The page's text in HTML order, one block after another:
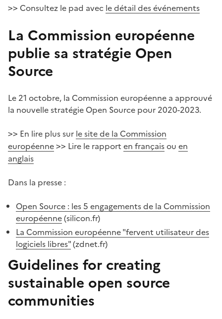
>> Consultez le pad avec le détail des événements
La Commission européenne
publie sa stratégie Open
Source
Le 21 octobre, la Commission européenne a approuvé
la nouvelle stratégie Open Source pour 2020-2023.
>> En lire plus sur le site de la Commission
européenne >> Lire le rapport en françaisou en
anglais
Dans la presse :
Open Source : les 5 engagements de la Commission
européenne(silicon.fr)
La Commission européenne "fervent utilisateur des
logiciels libres"(zdnet.fr)
Guidelines for creating
sustainable open source
communities